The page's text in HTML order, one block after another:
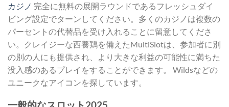
カジノ 完全に無料の展開ラウンドであるフレッシュダイ
ビング設定でターンしてください。多くのカジノは複数の
パーセントの代替品を受け入れることに留意してくださ
い。クレイジーな西養鶏を備えたMultiSlotは、参加者に別
の別の人にも提供され、より大きな利益の可能性に満ちた
没入感のあるプレイをすることができます。 Wildsなどの
ユニークなアイコンを探しています。